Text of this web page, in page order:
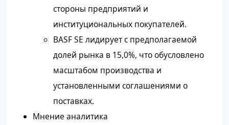
стороны предприятий и
институциональных покупателей.
BASF SE лидирует с предполагаемой
долей рынка в 15,0%, что обусловлено
масштабом производства и
установленными соглашениями о
поставках.
Мнение аналитика